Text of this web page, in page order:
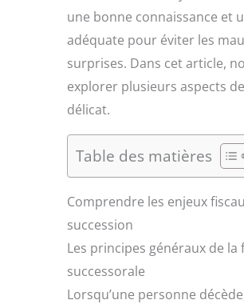
une bonne connaissance et
adéquate pour éviter les
surprises. Dans cet article,
explorer plusieurs aspects
délicat.
Table des matières
Comprendre les enjeux
succession
Les principes généraux de la
successorale
Lorsqu’une personne